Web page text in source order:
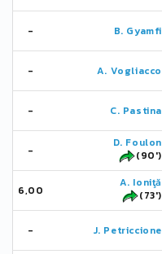
- B. Gyamfi
- A. Vogliacco
- C. Pastina
-
D. Foulon
(90')
6,00
A. Ioniţă
(73')
- J. Petriccione